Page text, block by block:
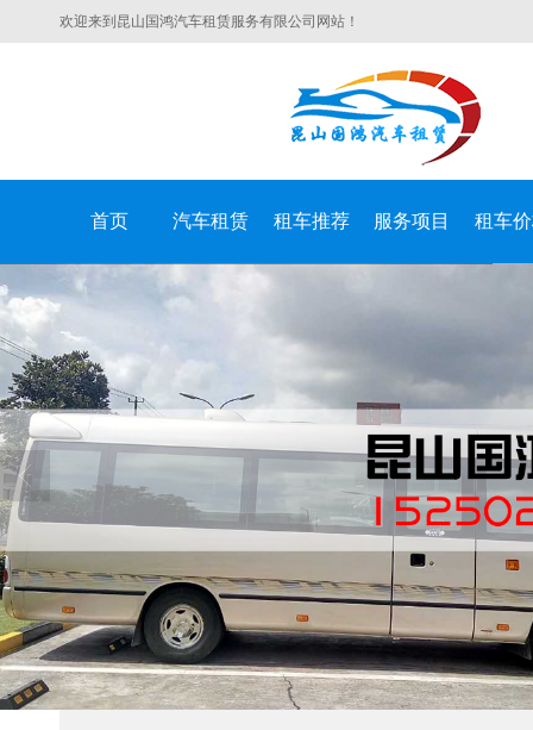
欢迎来到昆山国鸿汽车租赁服务有限公司网站！
昆山国鸿汽车租赁服务有限公司
首页 汽车租赁 租车推荐 服务项目 租车